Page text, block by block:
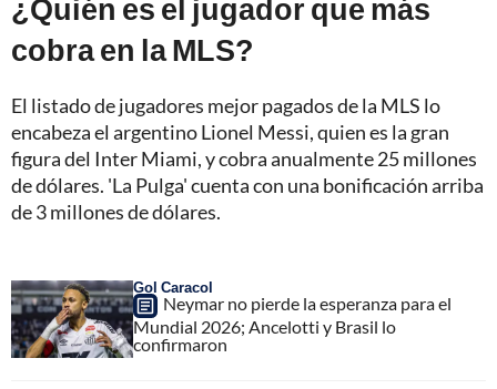
¿Quién es el jugador que más
cobra en la MLS?
El listado de jugadores mejor pagados de la MLS lo
encabeza el argentino Lionel Messi, quien es la gran
figura del Inter Miami, y cobra anualmente 25 millones
de dólares. 'La Pulga' cuenta con una bonificación arriba
de 3 millones de dólares.
Gol Caracol
Neymar no pierde la esperanza para el
Mundial 2026; Ancelotti y Brasil lo
confirmaron